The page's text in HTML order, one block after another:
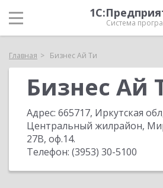
Система
Главная Бизнес Ай Ти
Бизнес Ай
Адрес: 665717, Иркутская
Центральный жилрайон,
27B, оф.14.
Телефон: (3953) 30-5100